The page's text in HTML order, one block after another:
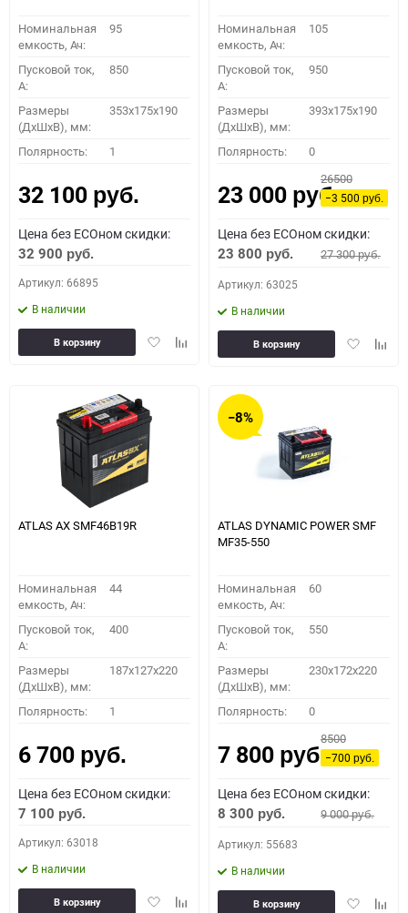
Номинальная
емкость, Ач:
95
Пусковой ток,
A:
850
Размеры
(ДхШхВ), мм:
353x175x190
Полярность: 1
32 100 руб.
Цена без ECOном скидки:
32 900 руб.
Артикул: 66895
В наличии
ДобавитьДобавить
В корзину
Номинальная
емкость, Ач:
105
Пусковой ток,
A:
950
Размеры
(ДхШхВ), мм:
393x175x190
Полярность: 0
23 000 руб.
26500
−3 500руб.
Цена без ECOном скидки:
23 800 руб. 27 300руб.
Артикул: 63025
В наличии
Добавить
В корзину
ATLAS AX SMF46B19R
Номинальная
емкость, Ач:
44
Пусковой ток,
A:
400
Размеры
(ДхШхВ), мм:
187x127x220
Полярность: 1
6 700 руб.
Цена без ECOном скидки:
7 100 руб.
Артикул: 63018
В наличии
ДобавитьДобавить
В корзину
−8%
ATLAS DYNAMIC POWER SMF
MF35-550
Номинальная
емкость, Ач:
60
Пусковой ток,
A:
550
Размеры
(ДхШхВ), мм:
230x172x220
Полярность: 0
7 800 руб.
8500
−700руб.
Цена без ECOном скидки:
8 300 руб. 9 000руб.
Артикул: 55683
В наличии
Добавить
В корзину